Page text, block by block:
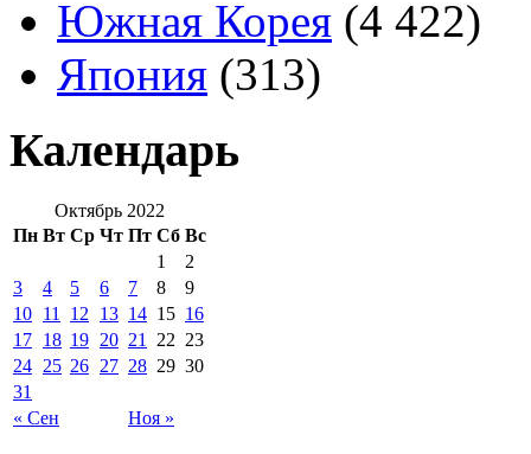
Южная Корея (4 422)
Япония (313)
Календарь
Октябрь 2022
Пн Вт Ср Чт Пт Сб Вс
« Сен Ноя »
1
2
3
4 5 6 7 8
9
10 11 12 13 14 15 16
17 18 19 20 21 22 23
24 25 26 27 28 29 30
31